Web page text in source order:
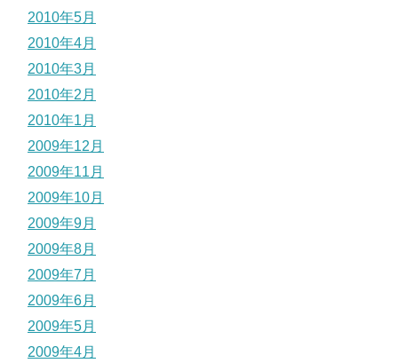
2010年5月
2010年4月
2010年3月
2010年2月
2010年1月
2009年12月
2009年11月
2009年10月
2009年9月
2009年8月
2009年7月
2009年6月
2009年5月
2009年4月